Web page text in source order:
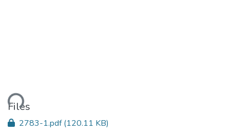
Files
2783-1.pdf(120.11 KB)